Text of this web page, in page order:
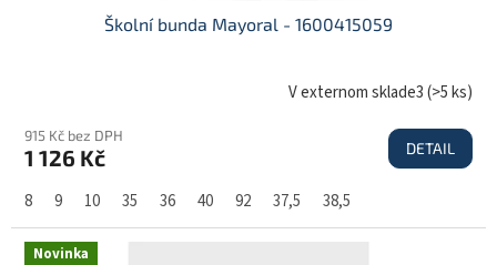
D
A
R
M
Školní bunda Mayoral - 1600415059
V externom sklade3(>5 ks)
915 Kč bez DPH
1 126 Kč DETAIL
8 9 10 35 36 40 92 37,5 38,5
Novinka